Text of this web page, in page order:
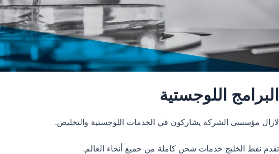
البرامج اللوجستية
لازال مؤسسي الشركة يشاركون في الخدمات اللوجستية والتخليص.
تقدم نفط الخليج خدمات شحن كاملة من جميع أنحاء العالم.